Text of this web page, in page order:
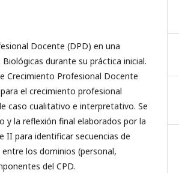
Docente (DPD) en una
durante su práctica inicial.
Crecimiento Profesional Docente
el crecimiento profesional
caso cualitativo e interpretativo. Se
y la reflexión final elaborados por la
para identificar secuencias de
los dominios (personal,
del CPD.